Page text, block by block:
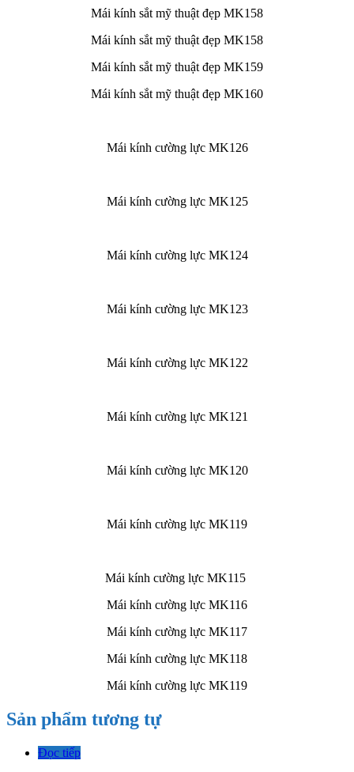
Mái kính sắt mỹ thuật đẹp MK158
Mái kính sắt mỹ thuật đẹp MK158
Mái kính sắt mỹ thuật đẹp MK159
Mái kính sắt mỹ thuật đẹp MK160
Mái kính cường lực MK126
Mái kính cường lực MK125
Mái kính cường lực MK124
Mái kính cường lực MK123
Mái kính cường lực MK122
Mái kính cường lực MK121
Mái kính cường lực MK120
Mái kính cường lực MK119
Mái kính cường lực MK115
Mái kính cường lực MK116
Mái kính cường lực MK117
Mái kính cường lực MK118
Mái kính cường lực MK119
Sản phẩm tương tự
Đọc tiếp